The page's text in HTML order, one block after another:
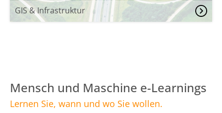
GIS & Infrastruktur
Mensch und Maschine e-Learnings
Lernen Sie, wann und wo Sie wollen.